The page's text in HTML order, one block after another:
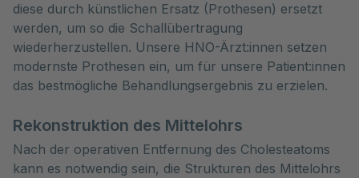
diese durch künstlichen Ersatz (Prothesen) ersetzt
werden, um so die Schallübertragung
wiederherzustellen. Unsere HNO-Ärzt:innen setzen
modernste Prothesen ein, um für unsere Patient:innen
das bestmögliche Behandlungsergebnis zu erzielen.
Rekonstruktion des Mittelohrs
Nach der operativen Entfernung des Cholesteatoms
kann es notwendig sein, die Strukturen des Mittelohrs